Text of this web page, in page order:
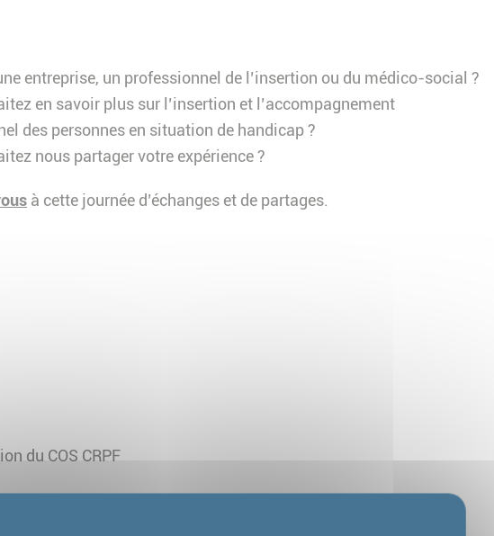
entreprise, un professionnel de l’insertion ou du médico-social ?
en savoir plus sur l’insertion et l’accompagnement
des personnes en situation de handicap ?
nous partager votre expérience ?
à cette journée d’échanges et de partages.
du COS CRPF